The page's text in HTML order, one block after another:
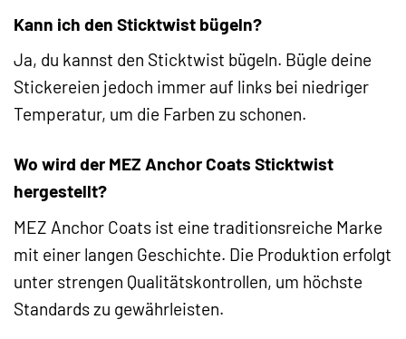
Kann ich den Sticktwist bügeln?
Ja, du kannst den Sticktwist bügeln. Bügle deine
Stickereien jedoch immer auf links bei niedriger
Temperatur, um die Farben zu schonen.
Wo wird der MEZ Anchor Coats Sticktwist
hergestellt?
MEZ Anchor Coats ist eine traditionsreiche Marke
mit einer langen Geschichte. Die Produktion erfolgt
unter strengen Qualitätskontrollen, um höchste
Standards zu gewährleisten.